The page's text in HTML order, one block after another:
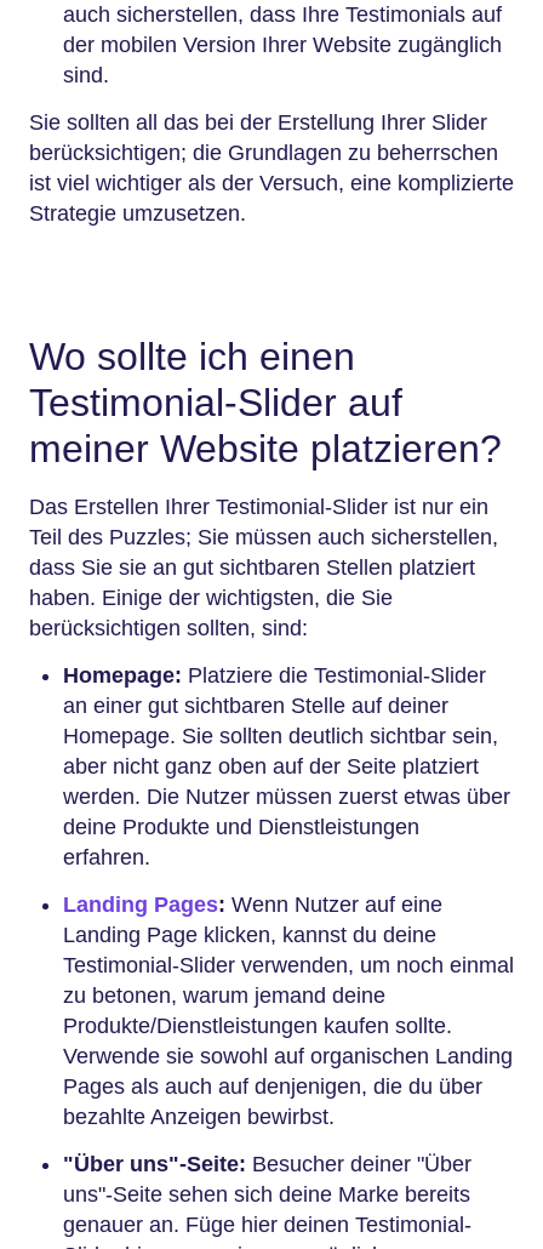
auch sicherstellen, dass Ihre Testimonials auf
der mobilen Version Ihrer Website zugänglich
sind.
Sie sollten all das bei der Erstellung Ihrer Slider
berücksichtigen; die Grundlagen zu beherrschen
ist viel wichtiger als der Versuch, eine komplizierte
Strategie umzusetzen.
Wo sollte ich einen
Testimonial-Slider auf
meiner Website platzieren?
Das Erstellen Ihrer Testimonial-Slider ist nur ein
Teil des Puzzles; Sie müssen auch sicherstellen,
dass Sie sie an gut sichtbaren Stellen platziert
haben. Einige der wichtigsten, die Sie
berücksichtigen sollten, sind:
Homepage: Platziere die Testimonial-Slider
an einer gut sichtbaren Stelle auf deiner
Homepage. Sie sollten deutlich sichtbar sein,
aber nicht ganz oben auf der Seite platziert
werden. Die Nutzer müssen zuerst etwas über
deine Produkte und Dienstleistungen
erfahren.
Landing Pages: Wenn Nutzer auf eine
Landing Page klicken, kannst du deine
Testimonial-Slider verwenden, um noch einmal
zu betonen, warum jemand deine
Produkte/Dienstleistungen kaufen sollte.
Verwende sie sowohl auf organischen Landing
Pages als auch auf denjenigen, die du über
bezahlte Anzeigen bewirbst.
"Über uns"-Seite: Besucher deiner "Über
uns"-Seite sehen sich deine Marke bereits
genauer an. Füge hier deinen Testimonial-